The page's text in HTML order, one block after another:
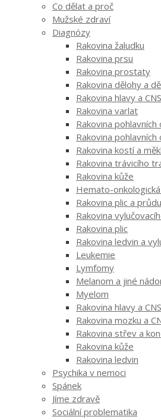
Co dělat a proč
Mužské zdraví
Diagnózy
Rakovina žaludku
Rakovina prsu
Rakovina prostaty
Rakovina dělohy a
Rakovina hlavy a
Rakovina varlat
Rakovina pohlavních
Rakovina
Rakovina kostí a
Rakovina trávicího
Rakovina kůže
Hemato-
Rakovina plic a
Rakovina
Rakovina plic
Rakovina ledvin a
Leukemie
Lymfomy
Melanom a jiné
Myelom
Rakovina hlavy a CNS
Rakovina mozku a
Rakovina střev a
Rakovina kůže
Rakovina ledvin
Psychika v nemoci
Spánek
Jíme zdravě
Sociální problematika